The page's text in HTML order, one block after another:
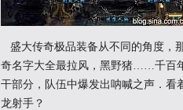
盛大传奇极品装备从不同的角度，
奇名字大全最拉风，黑野猪……千百
干部分，队伍中爆发出呐喊之声．看
龙射手？